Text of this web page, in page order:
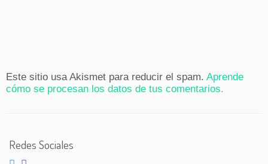
Este sitio usa Akismet para reducir el spam. Aprende
cómo se procesan los datos de tus comentarios.
Redes Sociales